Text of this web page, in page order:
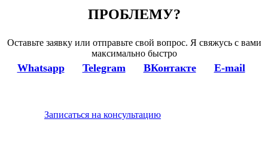
ПРОБЛЕМУ?
Оставьте заявку или отправьте свой вопрос. Я свяжусь с вами
максимально быстро
Whatsapp Telegram ВКонтакте E-mail
Записаться на консультацию